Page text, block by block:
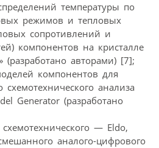
температуры по
режимов и тепловых
сопротивлений и
компонентов на кристалле
авторами) [7];
компонентов для
схемотехнического анализа
Generator (разработано
— Eldo,
аналого-цифрового